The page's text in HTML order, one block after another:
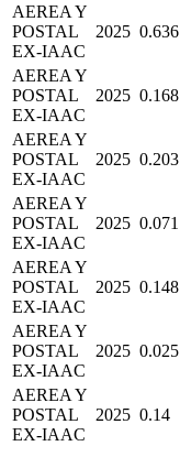
AEREA Y
POSTAL
EX-IAAC
2025 0.636
AEREA Y
POSTAL
EX-IAAC
2025 0.168
AEREA Y
POSTAL
EX-IAAC
2025 0.203
AEREA Y
POSTAL
EX-IAAC
2025 0.071
AEREA Y
POSTAL
EX-IAAC
2025 0.148
AEREA Y
POSTAL
EX-IAAC
2025 0.025
AEREA Y
POSTAL
EX-IAAC
2025 0.14